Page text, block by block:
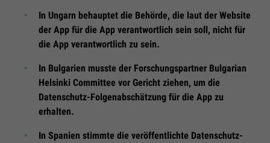
In Ungarn behauptet die Behörde, die laut der Website
der App für die App verantwortlich sein soll, nicht für
die App verantwortlich zu sein.
In Bulgarien musste der Forschungspartner Bulgarian
Helsinki Committee vor Gericht ziehen, um die
Datenschutz-Folgenabschätzung für die App zu
erhalten.
In Spanien stimmte die veröffentlichte Datenschutz-